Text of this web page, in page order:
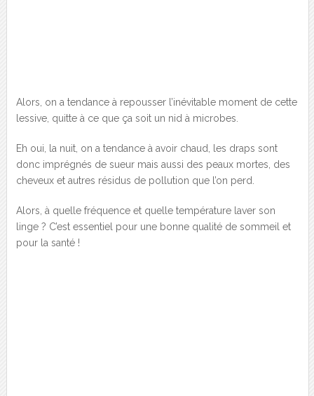
Alors, on a tendance à repousser l’inévitable moment de cette
lessive, quitte à ce que ça soit un nid à microbes.
Eh oui, la nuit, on a tendance à avoir chaud, les draps sont
donc imprégnés de sueur mais aussi des peaux mortes, des
cheveux et autres résidus de pollution que l’on perd.
Alors, à quelle fréquence et quelle température laver son
linge ? C’est essentiel pour une bonne qualité de sommeil et
pour la santé !